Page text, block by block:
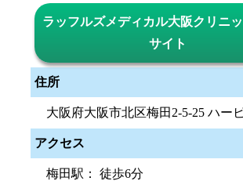
ラッフルズメディカル大阪クリニ
サイト
住所
大阪府大阪市北区梅田2-5-25 ハー
アクセス
梅田駅： 徒歩6分